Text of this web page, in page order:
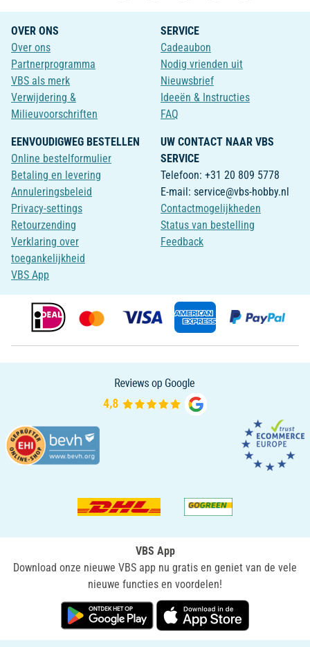
OVER ONS
Over ons
Partnerprogramma
VBS als merk
Verwijdering &
Milieuvoorschriften
SERVICE
Cadeaubon
Nodig vrienden uit
Nieuwsbrief
Ideeën & Instructies
FAQ
EENVOUDIGWEG BESTELLEN
Online bestelformulier
Betaling en levering
Annuleringsbeleid
Privacy-settings
Retourzending
Verklaring over
toegankelijkheid
VBS App
UW CONTACT NAAR VBS
SERVICE
Telefoon: +31 20 809 5778
E-mail: service@vbs-hobby.nl
Contactmogelijkheden
Status van bestelling
Feedback
VBS App
Download onze nieuwe VBS app nu gratis en geniet van de vele
nieuwe functies en voordelen!